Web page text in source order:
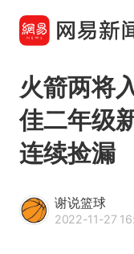
火箭两将
佳二年级
连续捡漏
谢说篮球
2022-11-27